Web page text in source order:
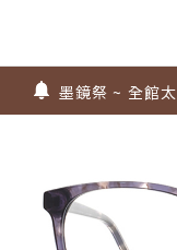
上傳處方，建
不知道度數也
墨鏡祭 ~ 全館
Super Sale！
不知道度數也